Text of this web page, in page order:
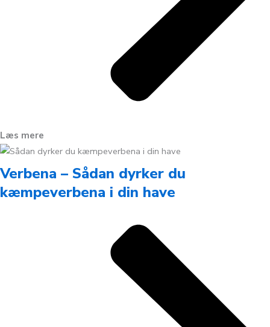
Læs mere
Verbena – Sådan dyrker du
kæmpeverbena i din have